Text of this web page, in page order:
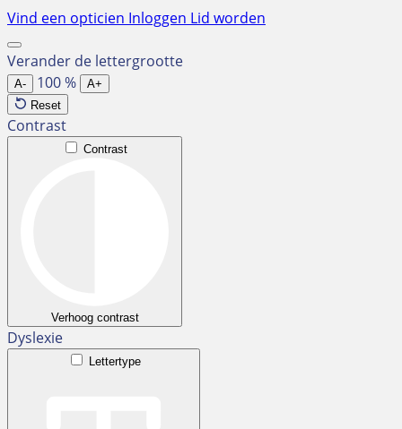
Ga
naar
de
inhoud
Vind een opticien Inloggen Lid worden
Verander de lettergrootte
A- 100%
A+
Reset
Contrast
Contrast
Verhoog contrast
Dyslexie
Lettertype